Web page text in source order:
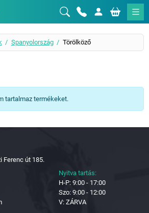
Spanyolország Törölköző
tartalmaz termékeket.
Ferenc út 185.
Nyitva tartás:
H-P: 9:00 - 17:00
Szo: 9:00 - 12:00
V: ZÁRVA